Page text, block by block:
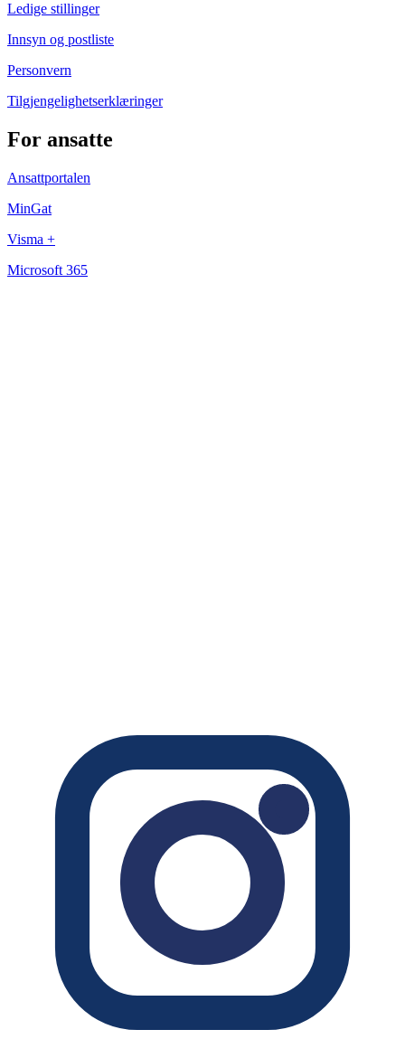
Ledige stillinger
Innsyn og postliste
Personvern
Tilgjengelighetserklæringer
For ansatte
Ansattportalen
MinGat
Visma +
Microsoft 365